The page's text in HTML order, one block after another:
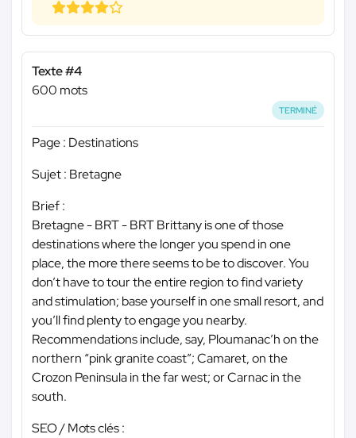
Texte #4
600 mots
TERMINÉ
Page : Destinations
Sujet : Bretagne
Brief :
Bretagne - BRT - BRT Brittany is one of those
destinations where the longer you spend in one
place, the more there seems to be to discover. You
don’t have to tour the entire region to find variety
and stimulation; base yourself in one small resort, and
you’ll find plenty to engage you nearby.
Recommendations include, say, Ploumanac’h on the
northern “pink granite coast”; Camaret, on the
Crozon Peninsula in the far west; or Carnac in the
south.
SEO / Mots clés :